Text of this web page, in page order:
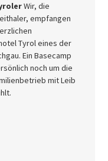
Wir, die
empfangen
Tyrol eines der
Ein Basecamp
noch um die
mit Leib